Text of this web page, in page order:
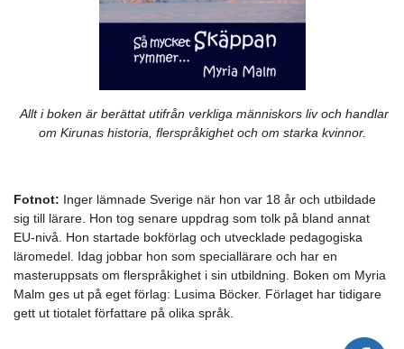
Allt i boken är berättat utifrån verkliga människors liv och handlar
om Kirunas historia, flerspråkighet och om starka kvinnor.
Fotnot: Inger lämnade Sverige när hon var 18 år och utbildade
sig till lärare. Hon tog senare uppdrag som tolk på bland annat
EU-nivå. Hon startade bokförlag och utvecklade pedagogiska
läromedel. Idag jobbar hon som speciallärare och har en
masteruppsats om flerspråkighet i sin utbildning.
Boken om Myria
Malm ges ut på eget förlag: Lusima Böcker. Förlaget har tidigare
gett ut tiotalet författare på olika språk.